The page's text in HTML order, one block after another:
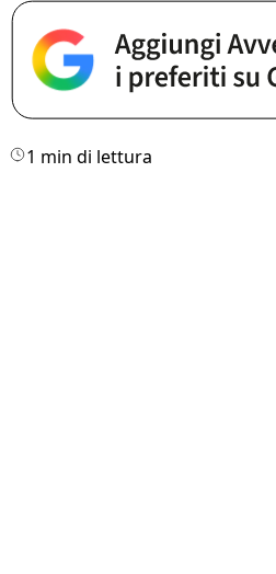
1 min di lettura